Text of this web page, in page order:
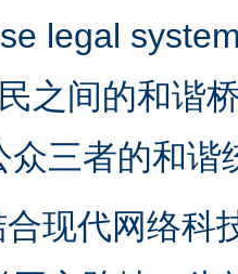
legal
之间的和谐
众三者的和谐
现代网络科